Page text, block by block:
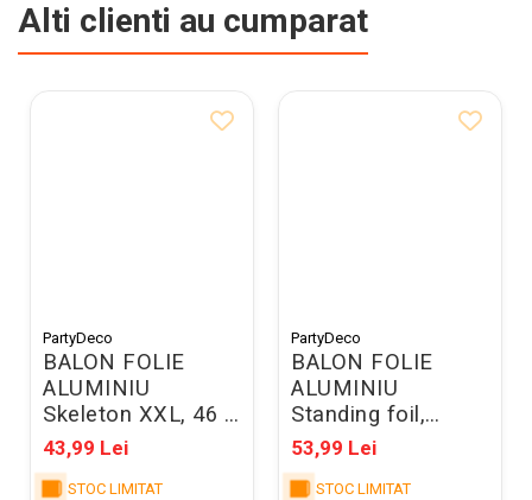
Alti clienti au cumparat
PartyDeco
BALON FOLIE
ALUMINIU
Skeleton XXL, 46 X
129cm, mix FB303
43,99 Lei
STOC LIMITAT
PartyDeco
BALON FOLIE
ALUMINIU
Standing foil,
Giraffe, 49x114cm,
mix FB391
53,99 Lei
STOC LIMITAT